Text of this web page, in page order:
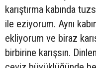
karıştırma kabında
ile eziyorum. Aynı
ekliyorum ve biraz
birbirine karışsın.